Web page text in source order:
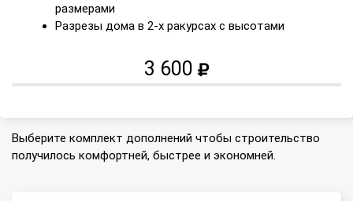
размерами
Разрезы дома в 2-х ракурсах с высотами
3 600
Выберите комплект дополнений чтобы строительство
получилось комфортней, быстрее и экономней.